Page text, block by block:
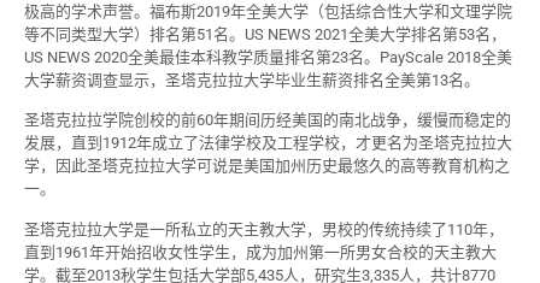
极高的学术声誉。福布斯2019年全美大学（包括综合性大学和文理学院
等不同类型大学）排名第51名。US NEWS 2021全美大学排名第53名，
US NEWS 2020全美最佳本科教学质量排名第23名。PayScale 2018全美
大学薪资调查显示，圣塔克拉拉大学毕业生薪资排名全美第13名。
圣塔克拉拉学院创校的前60年期间历经美国的南北战争，缓慢而稳定的
发展，直到1912年成立了法律学校及工程学校，才更名为圣塔克拉拉大
学，因此圣塔克拉拉大学可说是美国加州历史最悠久的高等教育机构之
一。
圣塔克拉拉大学是一所私立的天主教大学，男校的传统持续了110年，
直到1961年开始招收女性学生，成为加州第一所男女合校的天主教大
学。截至2013秋学生包括大学部5,435人，研究生3,335人，共计8770